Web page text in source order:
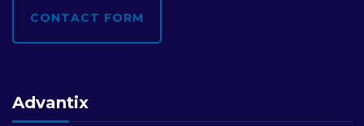
CONTACT FORM
Advantix